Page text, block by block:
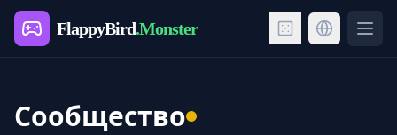
FlappyBird.Monster
Сообщество